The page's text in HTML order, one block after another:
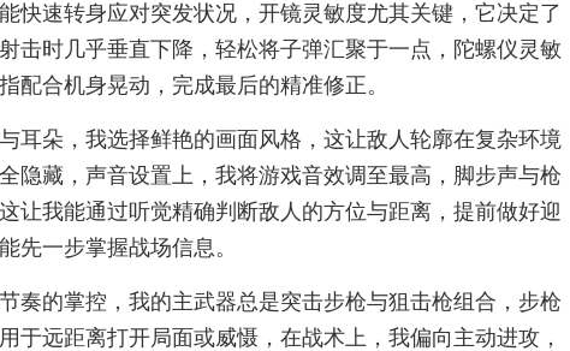
快速转身应对突发状况，开镜灵敏度尤其关键，它决定了
击时几乎垂直下降，轻松将子弹汇聚于一点，陀螺仪灵敏
配合机身晃动，完成最后的精准修正。
耳朵，我选择鲜艳的画面风格，这让敌人轮廓在复杂环境
隐藏，声音设置上，我将游戏音效调至最高，脚步声与枪
让我能通过听觉精确判断敌人的方位与距离，提前做好迎
先一步掌握战场信息。
奏的掌控，我的主武器总是突击步枪与狙击枪组合，步枪
于远距离打开局面或威慑，在战术上，我偏向主动进攻，